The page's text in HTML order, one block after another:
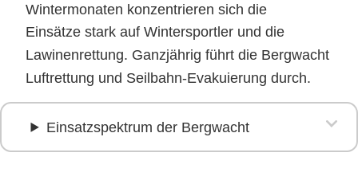
Wintermonaten konzentrieren sich die
Einsätze stark auf Wintersportler und die
Lawinenrettung. Ganzjährig führt die Bergwacht
Luftrettung und Seilbahn-Evakuierung durch.
Einsatzspektrum der Bergwacht